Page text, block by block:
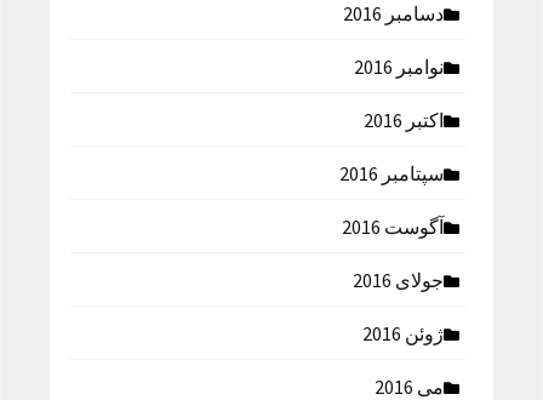
دسامبر 2016
نوامبر 2016
اکتبر 2016
سپتامبر 2016
آگوست 2016
جولای 2016
ژوئن 2016
می 2016